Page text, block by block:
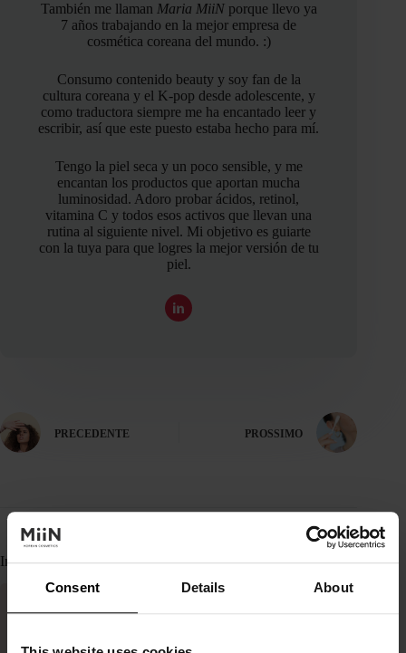
Consent Details About
También me llaman Maria MiiNporque llevo ya
7 años trabajando en la mejor empresa de
cosmética coreana del mundo. :)
Consumo contenido beauty y soy fan de la
cultura coreana y el K-pop desde adolescente, y
como traductora siempre me ha encantado leer y
escribir, así que este puesto estaba hecho para mí.
Tengo la piel seca y un poco sensible, y me
encantan los productos que aportan mucha
luminosidad. Adoro probar ácidos, retinol,
vitamina C y todos esos activos que llevan una
rutina al siguiente nivel. Mi objetivo es guiarte
con la tuya para que logres la mejor versión de tu
piel.
PRECEDENTE PROSSIMO
Imparentato